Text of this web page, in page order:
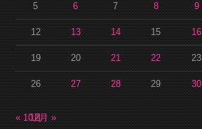
5 6 7 8 9
12 13 14 15 16
19 20 21 22 23
26 27 28 29 30
« 10月12月 »